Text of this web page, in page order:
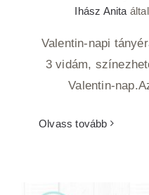
Ihász Anita által
Valentin-napi
3 vidám,
Valentin-
Olvass tovább